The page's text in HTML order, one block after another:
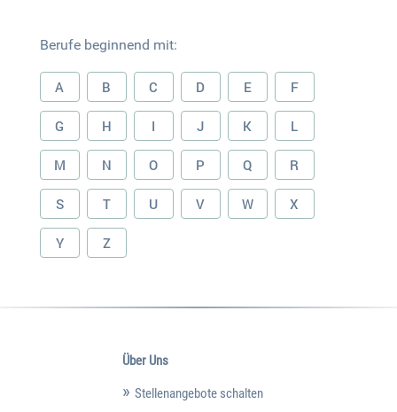
Berufe beginnend mit:
A B C D E F
G H I J K L
M N O P Q R
S T U V W X
Y Z
Über Uns
Stellenangebote schalten